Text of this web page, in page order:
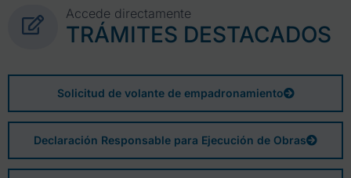
Accede directamente
TRÁMITES DESTACADOS
Solicitud de volante de empadronamiento
Declaración Responsable para Ejecución de Obras